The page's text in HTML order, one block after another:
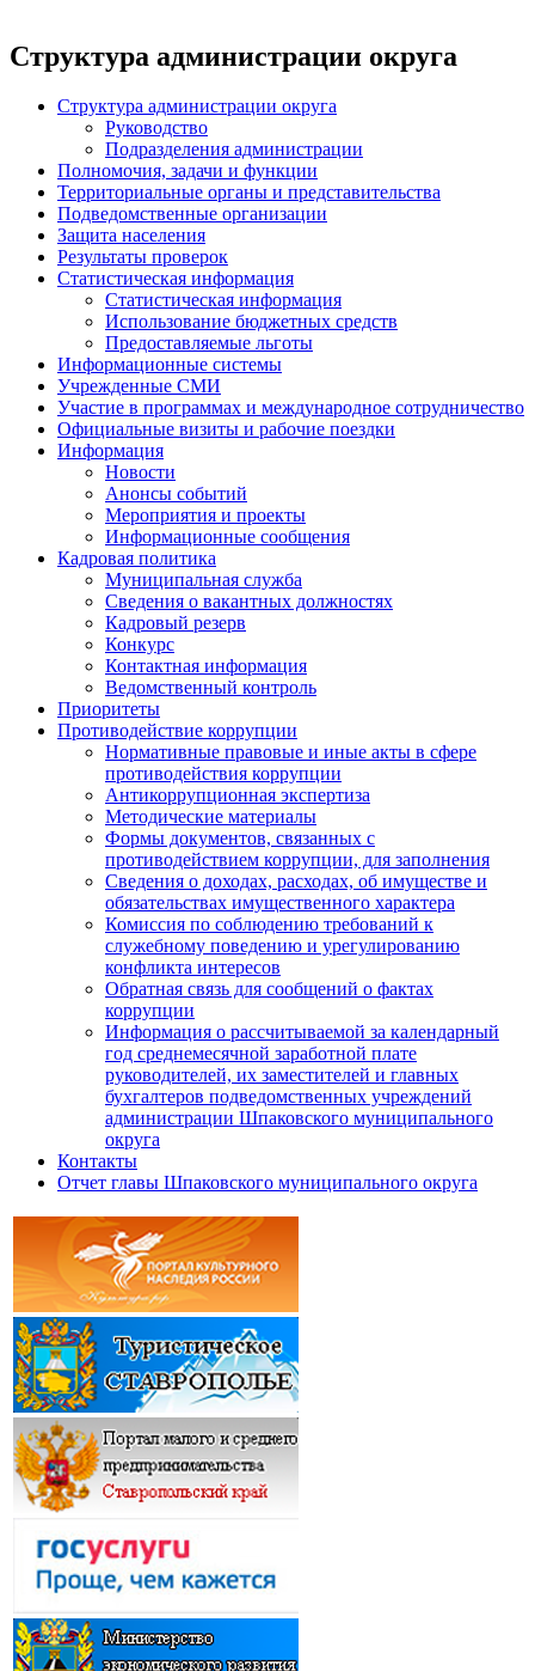
Структура администрации округа
Структура администрации округа
Руководство
Подразделения администрации
Полномочия, задачи и функции
Территориальные органы и представительства
Подведомственные организации
Защита населения
Результаты проверок
Статистическая информация
Статистическая информация
Использование бюджетных средств
Предоставляемые льготы
Информационные системы
Учрежденные СМИ
Участие в программах и международное сотрудничество
Официальные визиты и рабочие поездки
Информация
Новости
Анонсы событий
Мероприятия и проекты
Информационные сообщения
Кадровая политика
Муниципальная служба
Сведения о вакантных должностях
Кадровый резерв
Конкурс
Контактная информация
Ведомственный контроль
Приоритеты
Противодействие коррупции
Нормативные правовые и иные акты в сфере
противодействия коррупции
Антикоррупционная экспертиза
Методические материалы
Формы документов, связанных с
противодействием коррупции, для заполнения
Сведения о доходах, расходах, об имуществе и
обязательствах имущественного характера
Комиссия по соблюдению требований к
служебному поведению и урегулированию
конфликта интересов
Обратная связь для сообщений о фактах
коррупции
Информация о рассчитываемой за календарный
год среднемесячной заработной плате
руководителей, их заместителей и главных
бухгалтеров подведомственных учреждений
администрации Шпаковского муниципального
округа
Контакты
Отчет главы Шпаковского муниципального округа